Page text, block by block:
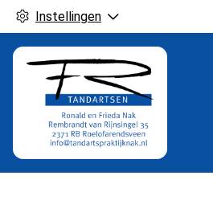
Instellingen